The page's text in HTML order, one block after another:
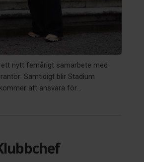
nytt femårigt samarbete med
Samtidigt blir Stadium
att ansvara för...